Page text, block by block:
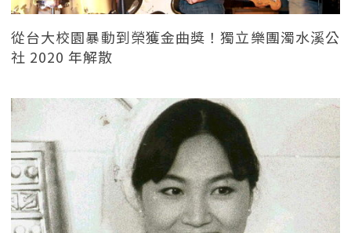
從台大校園暴動到榮獲金曲獎！獨立樂團濁水溪公
社 2020 年解散